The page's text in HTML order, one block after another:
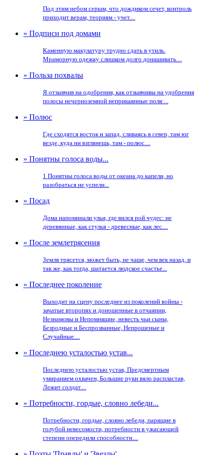
Под этим небом серым, что дождиком сечет, контроль
приходит верам, теориям - учет....
» Подписи под домами
Каменную макулатуру трудно сдать в утиль.
Мраморную одежку слишком долго донашивать....
» Польза похвалы
Я отзывчив на одобрения, как отзывчивы на удобрения
полосы нечерноземной неприкаянные поля:...
» Полюс
Где сходятся восток и запад, сливаясь в север, там юг
везде, куда ни взглянешь, там - полюс....
» Понятны голоса воды...
1 Понятны голоса воды от океана до капели, но
разобраться не успели...
» Посад
Дома напоминали ульи, где вился рой чудес: не
деревянные, как стулья - древесные, как лес....
» После землетрясения
Земля трясется, может быть, не чаще, чем век назад, и
так же, как тогда, шатается людское счастье...
» Последнее поколение
Выходит на сцену последнее из поколений войны -
зачатые второпях и доношенные в отчаянии,
Незнамовы и Непомнящие, невесть чьи сыны,
Безродные и Беспрозванные, Непрошеные и
Случайные....
» Последнею усталостью устав...
Последнею усталостью устав, Предсмертным
умиранием охвачен, Большие руки вяло распластав,
Лежит солдат....
» Потребности, гордые, словно лебеди...
Потребности, гордые, словно лебеди, парящие в
голубой невесомости, потребности в ужасающей
степени опередили способности....